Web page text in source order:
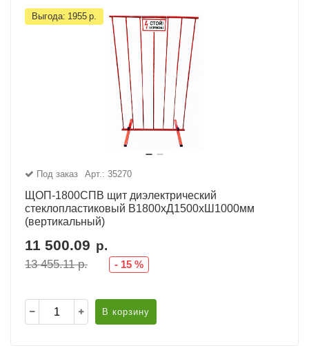
Выгода: 1955 р.
Под заказ Арт.: 35270
ЩОП-1800СПВ щит диэлектрический
стеклопластиковый В1800хД1500хШ1000мм
(вертикальный)
11 500.09 р.
13 455.11р. - 15 %
В корзину